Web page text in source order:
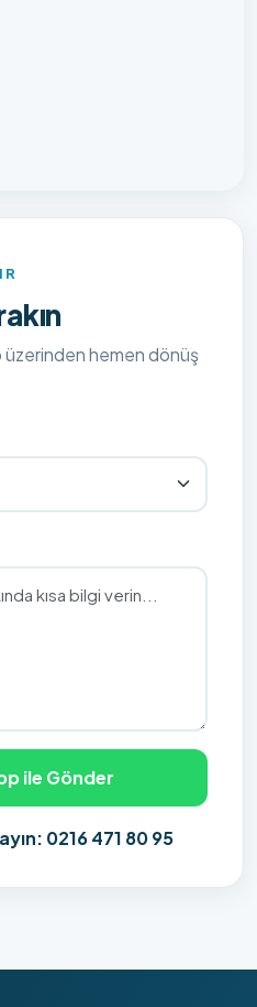
hemen dönüş
ile Gönder
0216 471 80 95